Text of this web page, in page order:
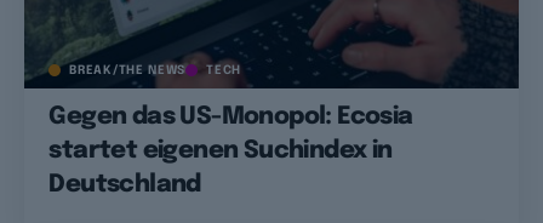
BREAK/THE NEWS TECH
Gegen das US-Monopol: Ecosia
startet eigenen Suchindex in
Deutschland